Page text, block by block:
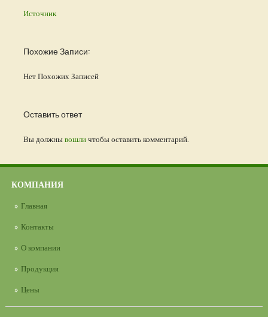
Источник
Похожие Записи:
Нет Похожих Записей
Оставить ответ
Вы должнывошличтобы оставить комментарий.
КОМПАНИЯ
Главная
Контакты
О компании
Продукция
Цены